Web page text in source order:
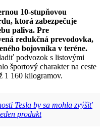
10-stupňovou
ktorá zabezpečuje
paliva. Pre
redukčná prevodovka,
bojovníka v teréne.
podvozok s listovými
športový charakter na ceste
1 160 kilogramov.
Tesla by sa mohla zvýšiť
produkt